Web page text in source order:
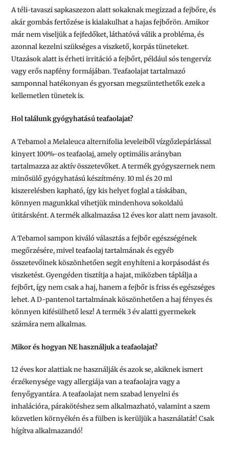
A téli-tavaszi sapkaszezon alatt sokaknak megizzad a fejbőre, és
akár gombás fertőzése is kialakulhat a hajas fejbőrön. Amikor
már nem viseljük a fejfedőket, láthatóvá válik a probléma, és
azonnal kezelni szükséges a viszkető, korpás tüneteket.
Utazások alatt is érheti irritáció a fejbőrt, például sós tengervíz
vagy erős napfény formájában. Teafaolajat tartalmazó
samponnal hatékonyan és gyorsan megszüntethetők ezek a
kellemetlen tünetek is.
Hol találunk gyógyhatású teafaolajat?
A Tebamol a Melaleuca alternifolia leveleiből vízgőzlepárlással
kinyert 100%-os teafaolaj, amely optimális arányban
tartalmazza az aktív összetevőket. A termék gyógyszernek nem
minősülő gyógyhatású készítmény. 10 ml és 20 ml
kiszerelésben kapható, így kis helyet foglal a táskában,
könnyen magunkkal vihetjük mindenhova sokoldalú
útitársként. A termék alkalmazása 12 éves kor alatt nem javasolt.
A Tebamol sampon kiváló választás a fejbőr egészségének
megőrzésére, mivel teafaolaj tartalmának és egyéb
összetevőinek köszönhetően segít enyhíteni a korpásodást és
viszketést. Gyengéden tisztítja a hajat, miközben táplálja a
fejbőrt, így nem csak a haj, hanem a fejbőr is friss és egészséges
lehet. A D-pantenol tartalmának köszönhetően a haj fényes és
könnyen kifésülhető lesz! A termék 3 év alatti gyermekek
számára nem alkalmas.
Mikor és hogyan NE használjuk a teafaolajat?
12 éves kor alattiak ne használják és azok se, akiknek ismert
érzékenysége vagy allergiája van a teafaolajra vagy a
fenyőgyantára. A teafaolajat nem szabad lenyelni és
inhalációra, párakötéshez sem alkalmazható, valamint a szem
közvetlen környékén és a fülben is kerüljük a használatát! Csak
hígítva alkalmazandó!